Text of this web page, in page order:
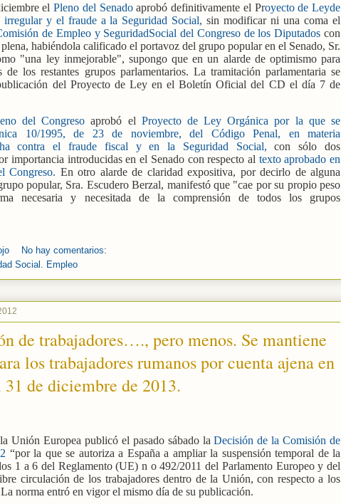
elPleno del Senadoaprobó definitivamente el Proyecto de Leyde
y el fraude a la Seguridad Social, sin modificar ni una coma el
de Empleo y SeguridadSocial del Congreso de los Diputados con
habiéndola calificado el portavoz del grupo popular en el Senado, Sr.
"una ley inmejorable", supongo que en un alarde de optimismo para
de los restantes grupos parlamentarios. La tramitación parlamentaria se
del Proyecto de Ley en el Boletín Oficial del CD el día 7 de
del Congresoaprobó el Proyecto de Ley Orgánica por la que se
10/1995, de 23 de noviembre, del Código Penal, en materia
contra el fraude fiscal y en la Seguridad Social,con sólo dos
importancia introducidas en el Senado con respecto al texto aprobado en
Congreso. En otro alarde de claridad expositiva, por decirlo de alguna
popular, Sra. Escudero Berzal, manifestó que "cae por su propio peso
necesaria y necesitada de la comprensión de todos los grupos
No hay comentarios:
Social. Empleo
de trabajadores…., pero menos. Se mantiene
los trabajadores rumanos por cuenta ajena en
31 de diciembre de 2013.
Unión Europea publicó el pasado sábado laDecisión de la Comisión de
“por la que se autoriza a España a ampliar la suspensión temporal de la
1 a 6 del Reglamento (UE) n o 492/2011 del Parlamento Europeo y del
circulación de los trabajadores dentro de la Unión, con respecto a los
norma entró en vigor el mismo día de su publicación.